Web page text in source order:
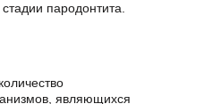
пародонтита.
являющихся